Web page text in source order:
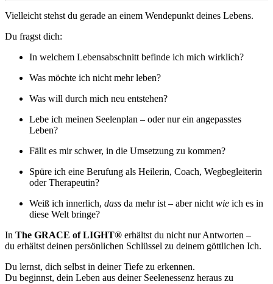
Vielleicht stehst du gerade an einem Wendepunkt deines Lebens.
Du fragst dich:
In welchem Lebensabschnitt befinde ich mich wirklich?
Was möchte ich nicht mehr leben?
Was will durch mich neu entstehen?
Lebe ich meinen Seelenplan – oder nur ein angepasstes
Leben?
Fällt es mir schwer, in die Umsetzung zu kommen?
Spüre ich eine Berufung als Heilerin, Coach, Wegbegleiterin
oder Therapeutin?
Weiß ich innerlich, dass da mehr ist – aber nicht wie ich es in
diese Welt bringe?
In The GRACE of LIGHT® erhältst du nicht nur Antworten –
du erhältst deinen persönlichen Schlüssel zu deinem göttlichen Ich.
Du lernst, dich selbst in deiner Tiefe zu erkennen.
Du beginnst, dein Leben aus deiner Seelenessenz heraus zu